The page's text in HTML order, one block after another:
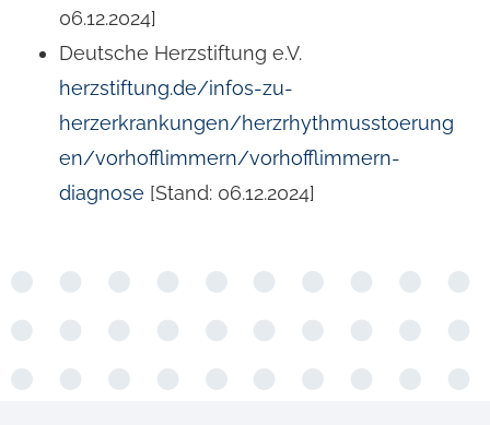
06.12.2024]
Deutsche Herzstiftung e.V.
herzstiftung.de/infos-zu-
herzerkrankungen/herzrhythmusstoerung
en/vorhofflimmern/vorhofflimmern-
diagnose [Stand: 06.12.2024]